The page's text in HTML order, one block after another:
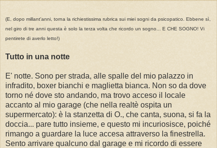
(E, dopo millant'anni, torna la richiestissima rubrica sui miei sogni da psicopatico. Ebbene sì,
nel giro di tre anni questa è solo la terza volta che ricordo un sogno... E CHE SOGNO! Vi
pentirete di averlo letto!)
Tutto in una notte
E' notte. Sono per strada, alle spalle del mio palazzo in
infradito, boxer bianchi e maglietta bianca. Non so da dove
torno né dove sto andando, ma trovo acceso il locale
accanto al mio garage (che nella realtè ospita un
supermercato): è la stanzetta di O., che canta, suona, si fa la
doccia... pare tutto insieme, e questo mi incuriosisce, poiché
rimango a guardare la luce accesa attraverso la finestrella.
Sento arrivare qualcuno dal garage e mi ricordo di essere